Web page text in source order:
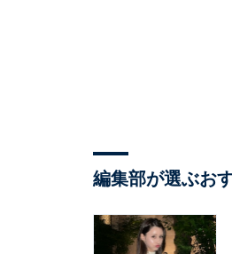
編集部が選ぶお